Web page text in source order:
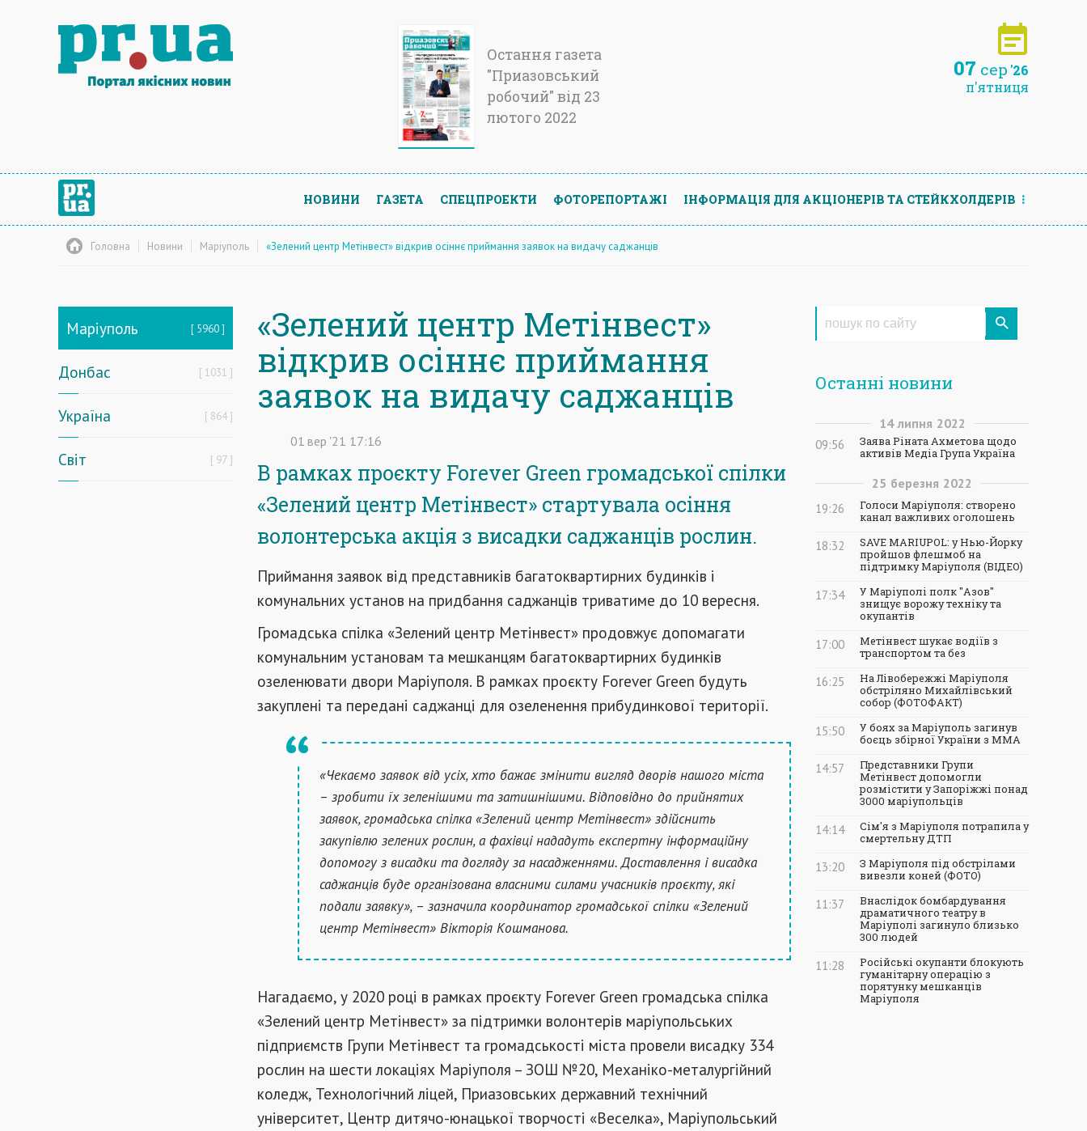
Остання газета
"Приазовський
робочий" від 23
лютого 2022
07 сер '26
п'ятниця
НОВИНИ ГАЗЕТА СПЕЦПРОЕКТИ ФОТОРЕПОРТАЖІ ІНФОРМАЦIЯ ДЛЯ АКЦIОНЕРIВ ТА СТЕЙКХОЛДЕРIВ
Головна Новини Маріуполь «Зелений центр Метінвест» відкрив осіннє приймання заявок на видачу саджанців
Маріуполь 5960
Донбас 1031
Україна 864
Світ 97
«Зелений центр Метінвест»
відкрив осіннє приймання
заявок на видачу саджанців
01 вер '21 17:16
В рамках проєкту Forever Green громадської спілки
«Зелений центр Метінвест» стартувала осіння
волонтерська акція з висадки саджанців рослин.
Приймання заявок від представників багатоквартирних будинків і
комунальних установ на придбання саджанців триватиме до 10 вересня.
Громадська спілка «Зелений центр Метінвест» продовжує допомагати
комунальним установам та мешканцям багатоквартирних будинків
озеленювати двори Маріуполя. В рамках проєкту Forever Green будуть
закуплені та передані саджанці для озеленення прибудинкової території.
«Чекаємо заявок від усіх, хто бажає змінити вигляд дворів нашого міста
– зробити їх зеленішими та затишнішими. Відповідно до прийнятих
заявок, громадська спілка «Зелений центр Метінвест» здійснить
закупівлю зелених рослин, а фахівці нададуть експертну інформаційну
допомогу з висадки та догляду за насадженнями. Доставлення і висадка
саджанців буде організована власними силами учасників проєкту, які
подали заявку», – зазначила координатор громадської спілки «Зелений
центр Метінвест» Вікторія Кошманова.
Нагадаємо, у 2020 році в рамках проєкту Forever Green громадська спілка
«Зелений центр Метінвест» за підтримки волонтерів маріупольських
підприємств Групи Метінвест та громадськості міста провели висадку 334
рослин на шести локаціях Маріуполя – ЗОШ №20, Механіко-металургійний
коледж, Технологічний ліцей, Приазовських державний технічний
університет, Центр дитячо-юнацької творчості «Веселка», Маріупольський
Останні новини
14 липня 2022
09:56
Заява Ріната Ахметова щодо
активів Медіа Група Україна
25 березня 2022
19:26
Голоси Маріуполя: створено
канал важливих оголошень
18:32
SAVE MARIUPOL: у Нью-Йорку
пройшов флешмоб на
підтримку Маріуполя (ВІДЕО)
17:34
У Маріуполі полк "Азов"
знищує ворожу техніку та
окупантів
17:00
Метінвест шукає водіїв з
транспортом та без
16:25
На Лівобережжі Маріуполя
обстріляно Михайлівський
собор (ФОТОФАКТ)
15:50
У боях за Маріуполь загинув
боєць збірної України з ММА
14:57
Представники Групи
Метінвест допомогли
розмістити у Запоріжжі понад
3000 маріупольців
14:14
Сім'я з Маріуполя потрапила у
смертельну ДТП
13:20
З Маріуполя під обстрілами
вивезли коней (ФОТО)
11:37
Внаслідок бомбардування
драматичного театру в
Маріуполі загинуло близько
300 людей
11:28
Російські окупанти блокують
гуманітарну операцію з
порятунку мешканців
Маріуполя